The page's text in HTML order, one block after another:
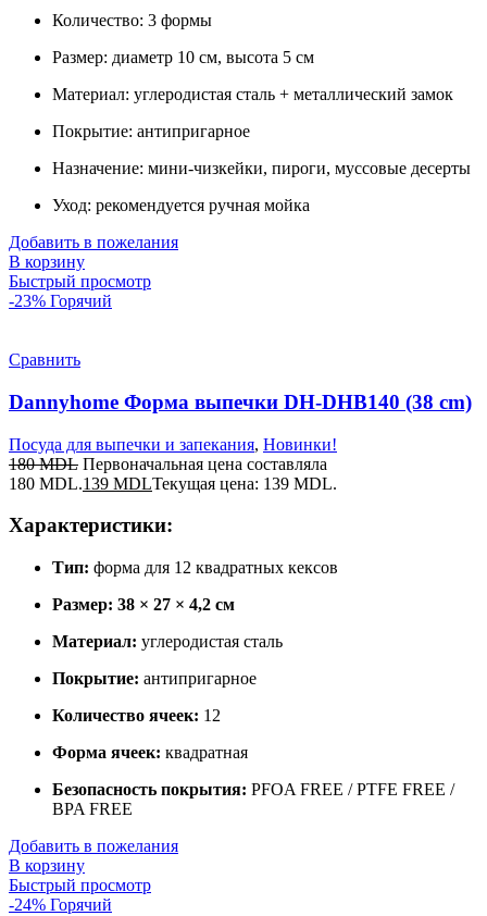
Количество: 3 формы
Размер: диаметр 10 см, высота 5 см
Материал: углеродистая сталь + металлический замок
Покрытие: антипригарное
Назначение: мини-чизкейки, пироги, муссовые десерты
Уход: рекомендуется ручная мойка
Добавить в пожелания
В корзину
Быстрый просмотр
-23% Горячий
Сравнить
Dannyhome Форма выпечки DH-DHB140 (38 cm)
Посуда для выпечки и запекания, Новинки!
180MDL Первоначальная цена составляла
180 MDL.139 MDLТекущая цена: 139 MDL.
Характеристики:
Тип: форма для 12 квадратных кексов
Размер: 38 × 27 × 4,2 см
Материал: углеродистая сталь
Покрытие: антипригарное
Количество ячеек: 12
Форма ячеек: квадратная
Безопасность покрытия: PFOA FREE / PTFE FREE /
BPA FREE
Добавить в пожелания
В корзину
Быстрый просмотр
-24% Горячий